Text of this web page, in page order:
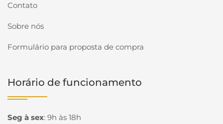
Contato
Sobre nós
Formulário para proposta de compra
Horário de funcionamento
Seg à sex: 9h às 18h